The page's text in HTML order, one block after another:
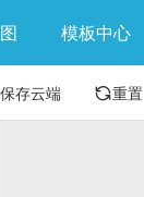
模板中心
保存云端 重置